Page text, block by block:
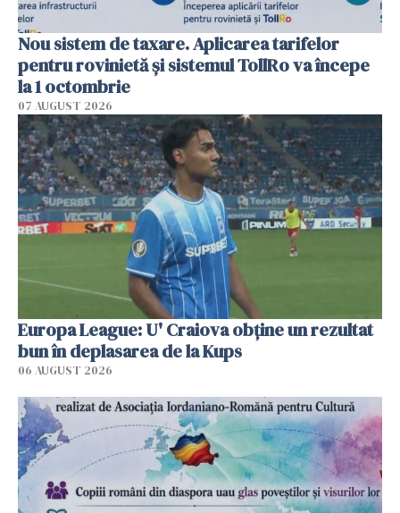
Nou sistem de taxare. Aplicarea tarifelor
pentru rovinietă şi sistemul TollRo va începe
la 1 octombrie
07 AUGUST 2026
Europa League: U' Craiova obține un rezultat
bun în deplasarea de la Kups
06 AUGUST 2026